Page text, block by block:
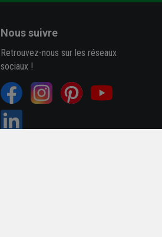
Nous suivre
Retrouvez-nous sur les réseaux
sociaux !